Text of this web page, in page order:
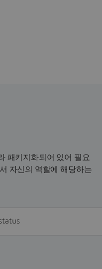
패키지화되어 있어 필요
자신의 역할에 해당하는